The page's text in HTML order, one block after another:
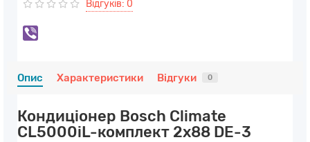
Відгуків: 0
Опис Характеристики Відгуки 0
Кондиціонер Bosch Climate
CL5000iL-комплект 2x88 DE-3